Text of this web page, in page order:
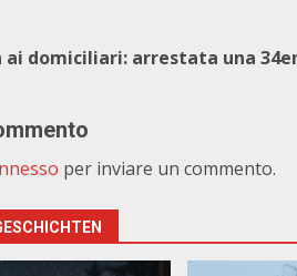
ai domiciliari: arrestata una
per inviare un commento.